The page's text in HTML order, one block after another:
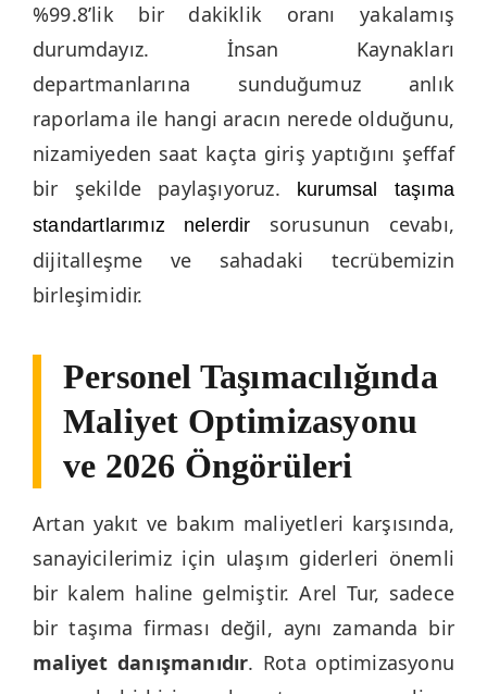
%99.8’lik bir dakiklik oranı yakalamış
durumdayız. İnsan Kaynakları
departmanlarına sunduğumuz anlık
raporlama ile hangi aracın nerede olduğunu,
nizamiyeden saat kaçta giriş yaptığını şeffaf
bir şekilde paylaşıyoruz.
kurumsal taşıma
standartlarımız nelerdir
sorusunun cevabı,
dijitalleşme ve sahadaki tecrübemizin
birleşimidir.
Personel Taşımacılığında
Maliyet Optimizasyonu
ve 2026 Öngörüleri
Artan yakıt ve bakım maliyetleri karşısında,
sanayicilerimiz için ulaşım giderleri önemli
bir kalem haline gelmiştir. Arel Tur, sadece
bir taşıma firması değil, aynı zamanda bir
maliyet danışmanıdır. Rota optimizasyonu